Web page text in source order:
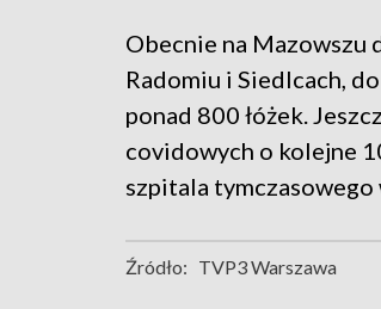
Obecnie na Mazowszu
Radomiu i Siedlcach,
ponad 800 łóżek.
covidowych o kolejne
szpitala tymczasowego
Źródło: TVP3 Warszawa